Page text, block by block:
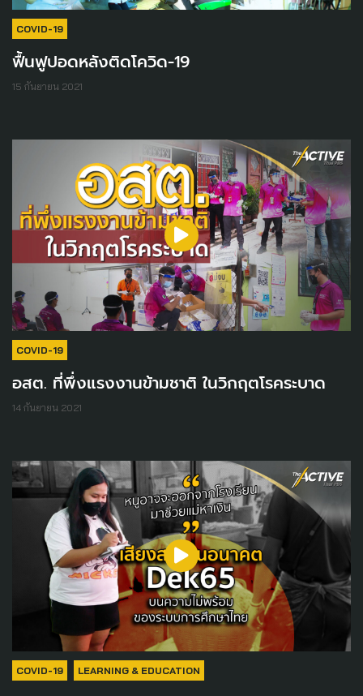
COVID-19
ฟื้นฟูปอดหลังติดโควิด-19
15 กันยายน 2021
COVID-19
อสต. ที่พึ่งแรงงานข้ามชาติ ในวิกฤตโรคระบาด
14 กันยายน 2021
COVID-19 LEARNING & EDUCATION